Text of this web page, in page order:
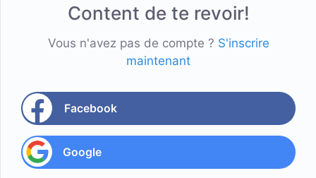
Content de te revoir!
Vous n'avez pas de compte ? S'inscrire
maintenant
Facebook
Google